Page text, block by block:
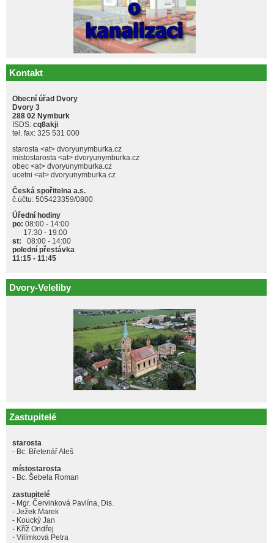
Kontakt
Obecní úřad Dvory
Dvory 3
288 02 Nymburk
ISDS: cq8akji
tel. fax: 325 531 000
starosta <at> dvoryunymburka.cz
mistostarosta <at> dvoryunymburka.cz
obec <at> dvoryunymburka.cz
ucetni <at> dvoryunymburka.cz
Česká spořitelna a.s.
č.účtu: 505423359/0800
Úřední hodiny
po: 08:00 - 14:00
17:30 - 19:00
st: 08:00 - 14:00
polední přestávka
11:15 - 11:45
Dvory-Veleliby
Zastupitelé
starosta
- Bc. Břetenář Aleš
místostarosta
- Bc. Šebela Roman
zastupitelé
- Mgr. Červinková Pavlína, Dis.
- Ježek Marek
- Koucký Jan
- Kříž Ondřej
- Vilímková Petra